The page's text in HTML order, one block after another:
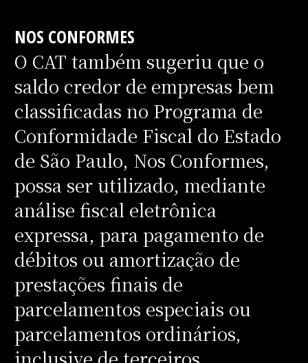
NOS CONFORMES
O CAT também sugeriu que o
saldo credor de empresas bem
classificadas no Programa de
Conformidade Fiscal do Estado
de São Paulo, Nos Conformes,
possa ser utilizado, mediante
análise fiscal eletrônica
expressa, para pagamento de
débitos ou amortização de
prestações finais de
parcelamentos especiais ou
parcelamentos ordinários,
inclusive de terceiros.